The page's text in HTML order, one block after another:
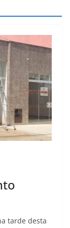
tarde desta